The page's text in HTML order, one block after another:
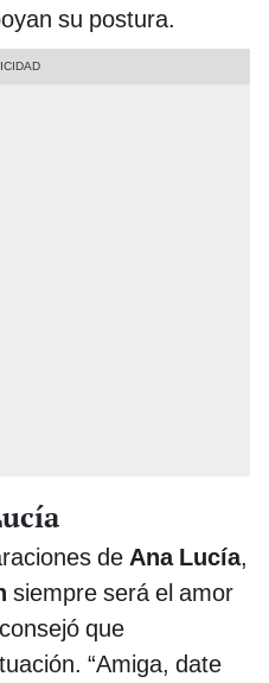
su postura.
de Ana Lucía,
siempre será el amor
que
“Amiga, date